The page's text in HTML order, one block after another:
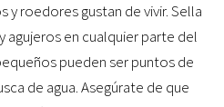
roedores gustan de vivir. Sella
agujeros en cualquier parte del
pueden ser puntos de
de agua. Asegúrate de que